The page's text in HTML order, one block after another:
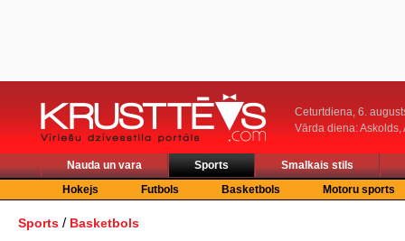
Ceturtdiena, 6.
Vārda diena: Askolds,
Nauda un vara Sports
Smalkais stils
Hokejs
Futbols Basketbols Motoru sports
Sports / Basketbols